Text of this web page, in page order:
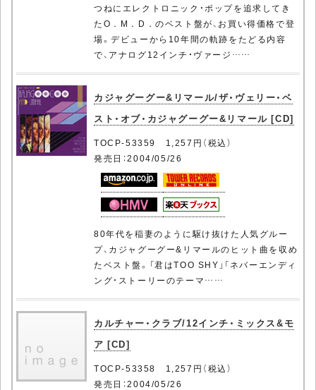
つねにエレクトロニック・ポップを追求してき
たO．M．D．のベスト盤が、お買い得価格で登
場。デビューから10年間の軌跡をたどる内容
で、アナログ12インチ・ヴァージ……
カジャグーグー&リマール/ザ・ヴェリー・ベ
スト・オブ・カジャグーグー&リマール [CD]
TOCP-53359 1,257円（税込）
発売日：2004/05/26
80年代を稲妻のように駆け抜けた人気グルー
プ、カジャグーグー&リマールのヒット曲を収め
たベスト盤。「君はTOO SHY」「ネバーエンディ
ング・ストーリーのテーマ……
カルチャー・クラブ/12インチ・ミックス&モ
ア [CD]
TOCP-53358 1,257円（税込）
発売日：2004/05/26